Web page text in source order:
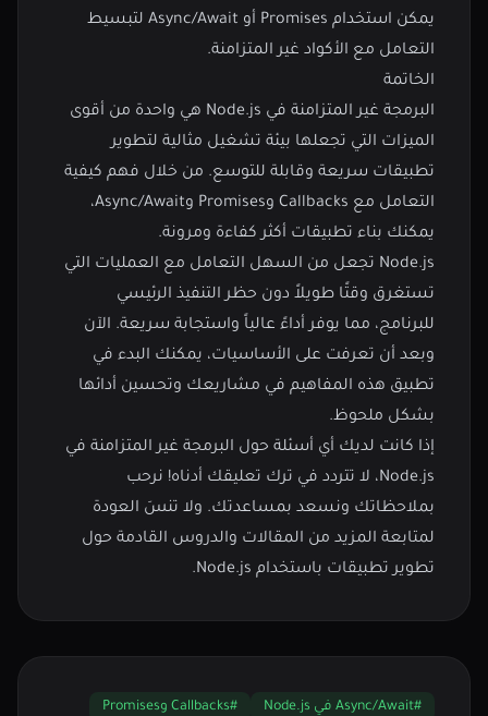
يمكن استخدام Promises أو Async/Await لتبسيط
التعامل مع الأكواد غير المتزامنة.
الخاتمة
البرمجة غير المتزامنة في Node.js هي واحدة من أقوى
الميزات التي تجعلها بيئة تشغيل مثالية لتطوير
تطبيقات سريعة وقابلة للتوسع. من خلال فهم كيفية
التعامل مع Callbacks وPromises وAsync/Await،
يمكنك بناء تطبيقات أكثر كفاءة ومرونة.
Node.js تجعل من السهل التعامل مع العمليات التي
تستغرق وقتًا طويلاً دون حظر التنفيذ الرئيسي
للبرنامج، مما يوفر أداءً عالياً واستجابة سريعة. الآن
وبعد أن تعرفت على الأساسيات، يمكنك البدء في
تطبيق هذه المفاهيم في مشاريعك وتحسين أدائها
بشكل ملحوظ.
إذا كانت لديك أي أسئلة حول البرمجة غير المتزامنة في
Node.js، لا تتردد في ترك تعليقك أدناه! نرحب
بملاحظاتك ونسعد بمساعدتك. ولا تنسَ العودة
لمتابعة المزيد من المقالات والدروس القادمة حول
تطوير تطبيقات باستخدام Node.js.
#Async/Await في Node.js
#Callbacks وPromises